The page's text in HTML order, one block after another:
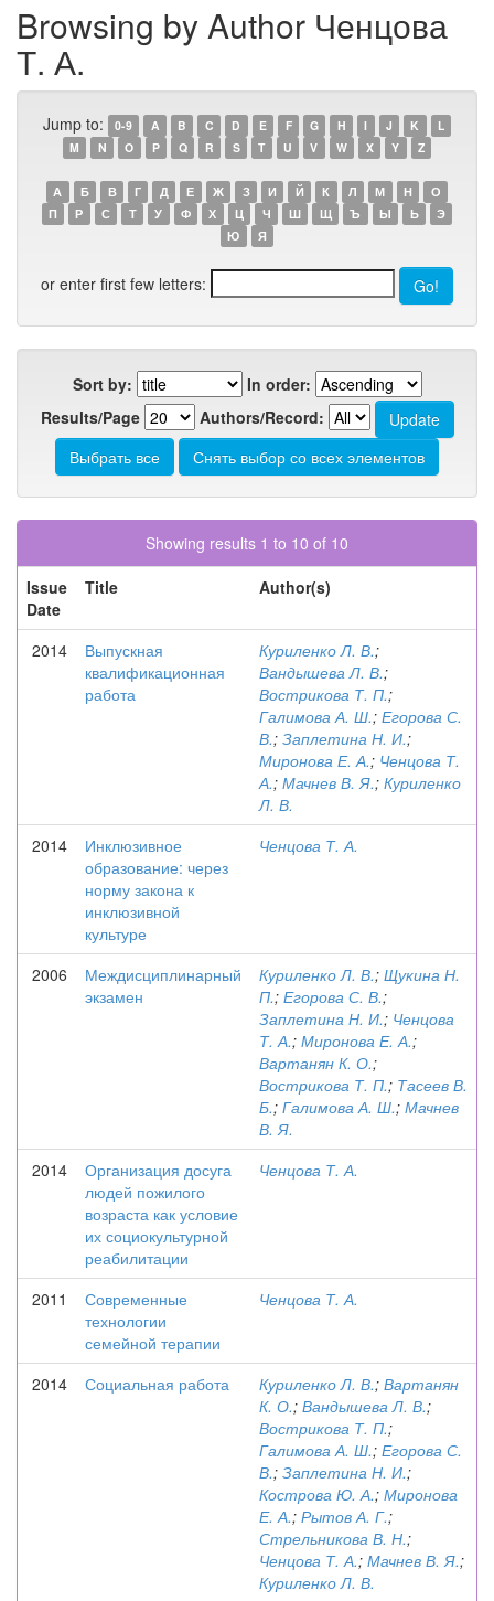
Browsing by Author Ченцова
Т. А.
Jump to: 0-9 A B C D E F G H I J K
L
M
N O P Q R S T U V W X Y Z
А Б В Г Д Е Ж З И Й К Л М Н
О
П
Р С Т У Ф Х Ц Ч Ш Щ Ъ Ы Ь
Э
Ю
Я
or enter first few letters:
Sort by:
In order:
Results/Page
Authors/Record:
Showing results 1 to 10 of 10
Issue
Date
Title Author(s)
2014
Выпускная
квалификационная
работа
Куриленко Л. В.;
Вандышева Л. В.;
Вострикова Т. П.;
Галимова А. Ш.; Егорова С.
В.; Заплетина Н. И.;
Миронова Е. А.; Ченцова Т.
А.; Мачнев В. Я.; Куриленко
Л. В.
2014
Инклюзивное
образование: через
норму закона к
инклюзивной
культуре
Ченцова Т. А.
2006
Междисциплинарный
экзамен
Куриленко Л. В.; Щукина Н.
П.; Егорова С. В.;
Заплетина Н. И.; Ченцова
Т. А.; Миронова Е. А.;
Вартанян К. О.;
Вострикова Т. П.; Тасеев В.
Б.; Галимова А. Ш.; Мачнев
В. Я.
2014
Организация досуга
людей пожилого
возраста как условие
их социокультурной
реабилитации
Ченцова Т. А.
2011
Современные
технологии
семейной терапии
Ченцова Т. А.
2014 Социальная работа Куриленко Л. В.; Вартанян
К. О.; Вандышева Л. В.;
Вострикова Т. П.;
Галимова А. Ш.; Егорова С.
В.; Заплетина Н. И.;
Кострова Ю. А.; Миронова
Е. А.; Рытов А. Г.;
Стрельникова В. Н.;
Ченцова Т. А.; Мачнев В. Я.;
Куриленко Л. В.